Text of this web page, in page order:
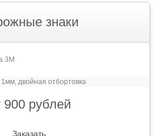
знаки
3М
двойная отбортовка
900 рублей
Заказать